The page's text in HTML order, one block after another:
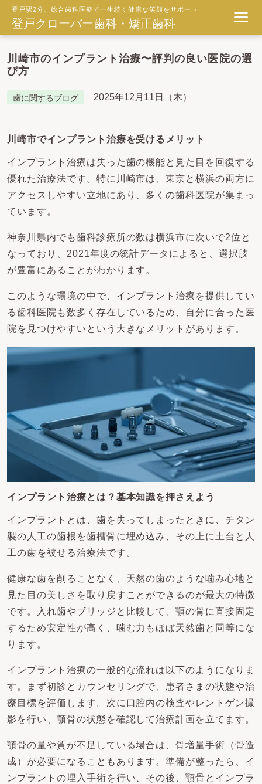
登戸駅2分、総合歯科医療で一生続く健康な笑顔をサポート
登戸クローバー歯科・矯正歯科
川崎市のインプラント治療〜評判の良い医院の選
び方
歯に関するブログ 2025年12月11日（木）
川崎市でインプラント治療を受けるメリット
インプラント治療は失った歯の機能と見た目を回復する
優れた治療法です。特に川崎市は、東京と横浜の両方に
アクセスしやすい立地にあり、多くの歯科医院が集まっ
ています。
神奈川県内でも歯科診療所の数は横浜市に次いで2位と
なっており、2021年度の統計データによると、選択肢
が豊富にあることがわかります。
このような環境の中で、インプラント治療を提供してい
る歯科医院も数多く存在しているため、自分に合った医
院を見つけやすいという大きなメリットがあります。
インプラント治療とは？基本知識を押さえよう
インプラントとは、歯を失ってしまったときに、チタン
製の人工の歯根を歯槽骨に埋め込み、その上に土台と人
工の歯を被せる治療法です。
健康な歯を削ることなく、天然の歯のような噛み心地と
見た目の美しさを取り戻すことができるのが最大の特徴
です。入れ歯やブリッジと比較して、顎の骨に直接固定
するため安定性が高く、噛む力もほぼ天然歯と同等にな
ります。
インプラント治療の一般的な流れは以下のようになりま
す。まず初診とカウンセリングで、患者さまの状態や治
療目標を評価します。次に口腔内の検査やレントゲン撮
影を行い、顎骨の状態を確認して治療計画を立てます。
顎骨の量や質が不足している場合は、骨増量手術（骨造
成）が必要になることもあります。準備が整ったら、イ
ンプラントの埋入手術を行い、その後、顎骨とインプラ